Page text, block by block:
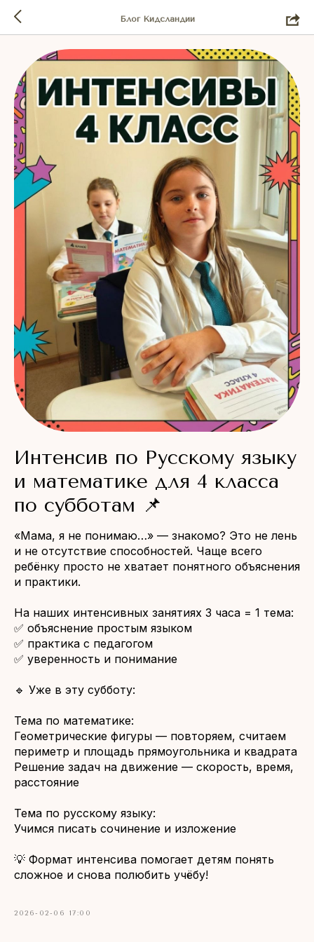
Блог Кидсландии
Интенсив по Русскому языку
и математике для 4 класса
по субботам 📌
«Мама, я не понимаю…» — знакомо? Это не лень
и не отсутствие способностей. Чаще всего
ребёнку просто не хватает понятного объяснения
и практики.
На наших интенсивных занятиях 3 часа = 1 тема:
✅ объяснение простым языком
✅ практика с педагогом
✅ уверенность и понимание
🔹 Уже в эту субботу:
Тема по математике:
Геометрические фигуры — повторяем, считаем
периметр и площадь прямоугольника и квадрата
Решение задач на движение — скорость, время,
расстояние
Тема по русскому языку:
Учимся писать сочинение и изложение
💡 Формат интенсива помогает детям понять
сложное и снова полюбить учёбу!
2026-02-06 17:00